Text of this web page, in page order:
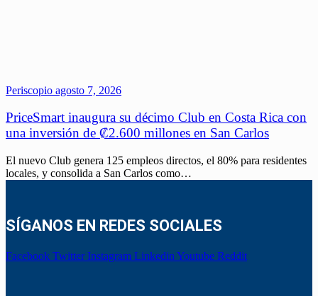
Periscopio agosto 7, 2026
PriceSmart inaugura su décimo Club en Costa Rica con
una inversión de ₡2.600 millones en San Carlos
El nuevo Club genera 125 empleos directos, el 80% para residentes
locales, y consolida a San Carlos como…
SÍGANOS EN REDES SOCIALES
Facebook Twitter Instagram Linkedin Youtube Reddit